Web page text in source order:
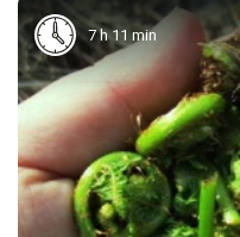
7 h 11 min